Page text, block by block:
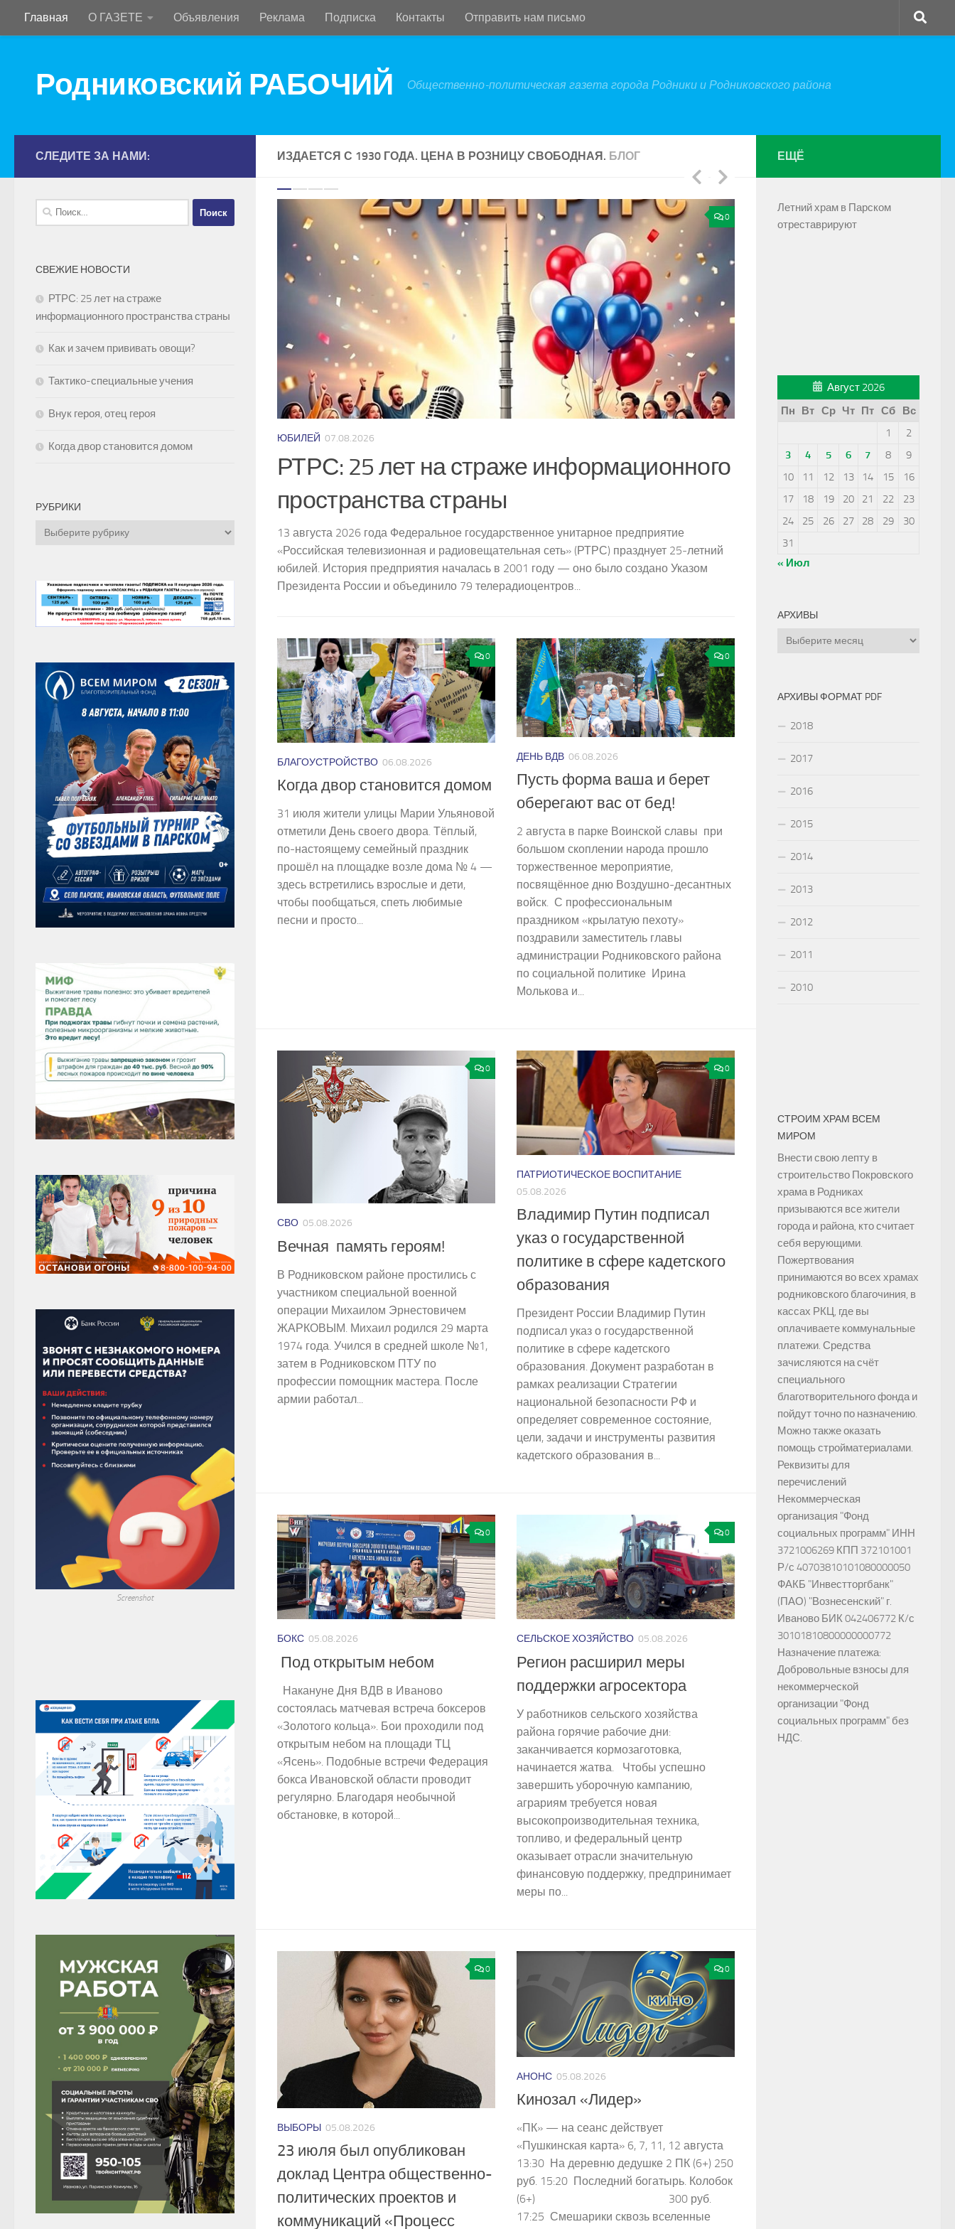
Перейти к содержимому
Главная О ГАЗЕТЕ Объявления Реклама Подписка Контакты Отправить нам письмо
Родниковский РАБОЧИЙ Общественно-политическая газета города Родники и Родниковского района
ИЗДАЕТСЯ С 1930 ГОДА. ЦЕНА В РОЗНИЦУ СВОБОДНАЯ. БЛОГ
Печальнова в Родниках больше знают как отца
долга...
0
ЮБИЛЕЙ 07.08.2026
РТРС: 25 лет на страже информационного
пространства страны
13 августа 2026 года Федеральное государственное унитарное предприятие
«Российская телевизионная и радиовещательная сеть» (РТРС) празднует 25‑летний
юбилей. История предприятия началась в 2001 году — оно было создано Указом
Президента России и объединило 79 телерадиоцентров...
Как и зачем
На бахче у Андрея выросло 8 арбузов:
посадил сравнительно поздно. А вот
0
БЛАГОУСТРОЙСТВО 06.08.2026
Когда двор становится домом
31 июля жители улицы Марии Ульяновой
отметили День своего двора. Тёплый,
по­-настоящему семейный праздник
прошёл на площадке возле дома № 4 —
здесь встретились взрослые и дети,
чтобы пообщаться, спеть любимые
песни и просто...
0
ДЕНЬ ВДВ 06.08.2026
Пусть форма ваша и берет
оберегают вас от бед!
2 августа в парке Воинской славы при
большом скоплении народа прошло
торжественное мероприятие,
посвящённое дню Воздушно­-десантных
войск. С профессиональным
праздником «крылатую пехоту»
поздравили заместитель главы
администрации Родниковского района
по социальной политике Ирина
Молькова и...
0
СВО 05.08.2026
Вечная память героям!
В Родниковском районе простились с
участником специальной военной
операции Михаилом Эрнестовичем
ЖАРКОВЫМ. Михаил родился 29 марта
1974 года. Учился в средней школе №1,
затем в Родниковском ПТУ по
профессии помощник мастера. После
армии работал...
0
ПАТРИОТИЧЕСКОЕ ВОСПИТАНИЕ
05.08.2026
Владимир Путин подписал
указ о государственной
политике в сфере кадетского
образования
Президент России Владимир Путин
подписал указ о государственной
политике в сфере кадетского
образования. Документ разработан в
рамках реализации Стратегии
национальной безопасности РФ и
определяет современное состояние,
цели, задачи и инструменты развития
кадетского образования в...
0
БОКС 05.08.2026
Под открытым небом
Накануне Дня ВДВ в Иваново
состоялась матчевая встреча боксеров
«Золотого кольца». Бои проходили под
открытым небом на площади ТЦ
«Ясень». Подобные встречи Федерация
бокса Ивановской области проводит
регулярно. Благодаря необычной
обстановке, в которой...
0
СЕЛЬСКОЕ ХОЗЯЙСТВО 05.08.2026
Регион расширил меры
поддержки агросектора
У работников сельского хозяйства
района горячие рабочие дни:
заканчивается кормозаготовка,
начинается жатва. Чтобы успешно
завершить уборочную кампанию,
аграриям требуется новая
высокопроизводительная техника,
топливо, и федеральный центр
оказывает отрасли значительную
финансовую поддержку, предпринимает
меры по...
0
ВЫБОРЫ 05.08.2026
23 июля был опубликован
доклад Центра общественно-
политических проектов и
коммуникаций «Процесс
0
АНОНС 05.08.2026
Кинозал «Лидер»
«ПК» — на сеанс действует
«Пушкинская карта» 6, 7, 11, 12 августа
13:30 На деревню дедушке 2 ПК (6+) 250
руб. 15:20 Последний богатырь. Колобок
(6+) 300 руб.
17:25 Смешарики сквозь вселенные
СЛЕДИТЕ ЗА НАМИ:
Найти:
СВЕЖИЕ НОВОСТИ
РТРС: 25 лет на страже
информационного пространства страны
Как и зачем прививать овощи?
Тактико-специальные учения
Внук героя, отец героя
Когда двор становится домом
РУБРИКИ
Рубрики
Screenshot
ЕЩЁ
Летний храм в Парском
отреставрируют
Август 2026
Пн
Вт Ср Чт Пт Сб
Вс
1
2
3
4 5 6 7 8
9
10
11 12 13 14 15
16
17
18 19 20 21 22
23
24
25 26 27 28 29
30
31
« Июл
АРХИВЫ
Архивы
АРХИВЫ ФОРМАТ PDF
2018
2017
2016
2015
2014
2013
2012
2011
2010
СТРОИМ ХРАМ ВСЕМ
МИРОМ
Внести свою лепту в
строительство Покровского
храма в Родниках
призываются все жители
города и района, кто считает
себя верующими.
Пожертвования
принимаются во всех храмах
родниковского благочиния, в
кассах РКЦ, где вы
оплачиваете коммунальные
платежи. Средства
зачисляются на счёт
специального
благотворительного фонда и
пойдут точно по назначению.
Можно также оказать
помощь стройматериалами.
Реквизиты для
перечислений
Некоммерческая
организация "Фонд
социальных программ" ИНН
3721006269 КПП 372101001
Р/с 40703810101080000050
ФАКБ "Инвестторгбанк"
(ПАО) "Вознесенский" г.
Иваново БИК 042406772 К/с
30101810800000000772
Назначение платежа:
Добровольные взносы для
некоммерческой
организации "Фонд
социальных программ" без
НДС.